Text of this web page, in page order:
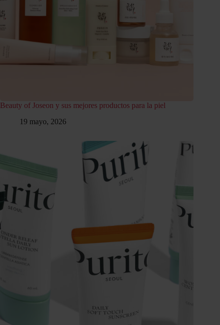
Beauty of Joseon y sus mejores productos para la piel
19 mayo, 2026